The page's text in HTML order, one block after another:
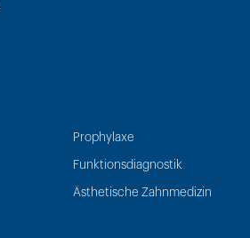
Prophylaxe
Funktionsdiagnostik
Ästhetische Zahnmedizin